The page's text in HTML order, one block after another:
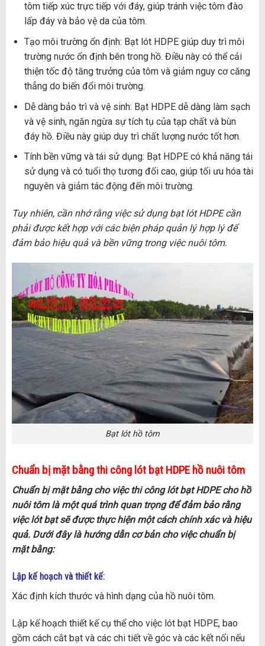
tôm tiếp xúc trực tiếp với đáy, giúp tránh việc tôm đào
lấp đáy và bảo vệ da của tôm.
Tạo môi trường ổn định: Bạt lót HDPE giúp duy trì môi
trường nước ổn định bên trong hồ. Điều này có thể cải
thiện tốc độ tăng trưởng của tôm và giảm nguy cơ căng
thẳng do biến đổi môi trường.
Dễ dàng bảo trì và vệ sinh: Bạt HDPE dễ dàng làm sạch
và vệ sinh, ngăn ngừa sự tích tụ của tạp chất và bùn
đáy hồ. Điều này giúp duy trì chất lượng nước tốt hơn.
Tính bền vững và tái sử dụng: Bạt HDPE có khả năng tái
sử dụng và có tuổi thọ tương đối cao, giúp tối ưu hóa tài
nguyên và giảm tác động đến môi trường.
Tuy nhiên, cần nhớ rằng việc sử dụng bạt lót HDPE cần
phải được kết hợp với các biện pháp quản lý hợp lý để
đảm bảo hiệu quả và bền vững trong việc nuôi tôm.
Bạt lót hồ tôm
Chuẩn bị mặt bằng thi công lót bạt HDPE hồ nuôi tôm
Chuẩn bị mặt bằng cho việc thi công lót bạt HDPE cho hồ
nuôi tôm là một quá trình quan trọng để đảm bảo rằng
việc lót bạt sẽ được thực hiện một cách chính xác và hiệu
quả. Dưới đây là hướng dẫn cơ bản cho việc chuẩn bị
mặt bằng:
Lập kế hoạch và thiết kế:
Xác định kích thước và hình dạng của hồ nuôi tôm.
Lập kế hoạch thiết kế cụ thể cho việc lót bạt HDPE, bao
gồm cách cắt bạt và các chi tiết về góc và các kết nối nếu